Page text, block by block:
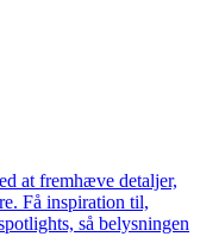
at fremhæve detaljer,
Få inspiration til,
så belysningen